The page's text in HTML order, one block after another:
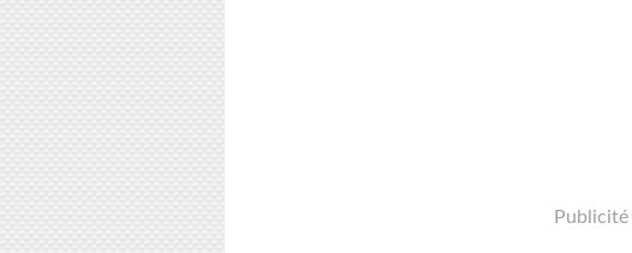
Publicité